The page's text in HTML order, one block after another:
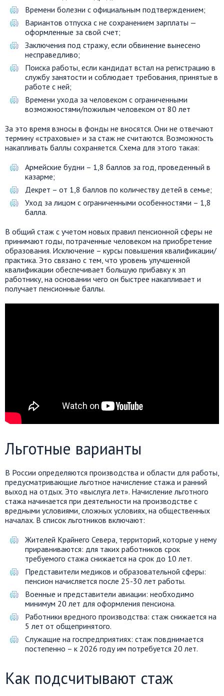
Времени болезни с официальным подтверждением;
Вариантов отпуска с не сохранением зарплаты —
оформленные за свой счет;
Заключения под стражу, если обвинение вынесено
несправедливо;
Поиска работы, если кандидат встал на регистрацию в
службу занятости и соблюдает требования, принятые в
работе с ней;
Времени ухода за человеком с ограниченными
возможностями/пожилым человеком от 80 лет
За это время взносы в фонды не вносятся. Они не отвечают
термину «страховые» и за стаж не считаются. Возможность
накапливать баллы сохраняется. Схема для этого такая:
Армейские будни – 1,8 баллов за год, проведенный в
казарме;
Декрет – от 1,8 баллов по количеству детей в семье;
Уход за лицом с ограниченными особенностями – 1,8
балла.
В общий стаж с учетом новых правил пенсионной сферы не
принимают годы, потраченные человеком на приобретение
образования. Исключение – курсы повышения квалификации/
практика. Это связано с тем, что уровень улучшенной
квалификации обеспечивает большую прибавку к зп
работнику, на основании чего он быстрее накапливает и
получает пенсионные баллы.
Льготные варианты
В России определяются производства и области для работы,
предусматривающие льготное начисление стажа и ранний
выход на отдых. Это «выслуга лет». Начисление льготного
стажа начинается при деятельности на производстве с
вредными условиями, сложных условиях, на общественных
началах. В список льготников включают:
Жителей Крайнего Севера, территорий, которые у нему
приравниваются: для таких работников срок
требуемого стажа снижается на срок до 10 лет.
Представители медиков и образовательной сферы:
пенсион начисляется после 25-30 лет работы.
Военные и представители авиации: необходимо
минимум 20 лет для оформления пенсиона.
Работники вредного производства: стаж снижается на
5 лет от общепринятого.
Служащие на госпредприятиях: стаж повднимается
постепенно – к 2026 году им потребуется 20 лет.
Как подсчитывают стаж